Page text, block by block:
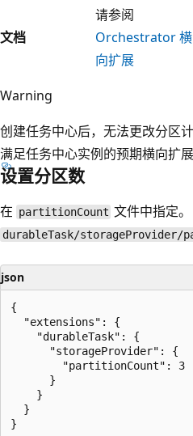
文档
请参阅
Orchestrator 横
向扩展
Warning
创建任务中心后，无法更改分区
满足任务中心实例的预期横向扩展
设置分区数
在 partitionCount 文件中指定
durableTask/storageProvider/
json
{
  "extensions": {
    "durableTask": {
      "storageProvider": {
        "partitionCount": 3
      }
    }
  }